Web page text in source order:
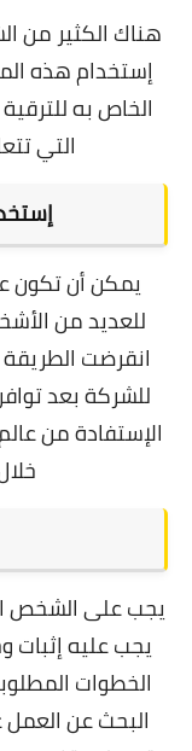
هناك الكثير من
إستخدام هذه
الخاص به
التي
يمكن أن تكون
للعديد من
انقرضت الطريقة
للشركة بعد
الإستفادة من
يجب على الشخص
يجب عليه إثبات
الخطوات
البحث عن